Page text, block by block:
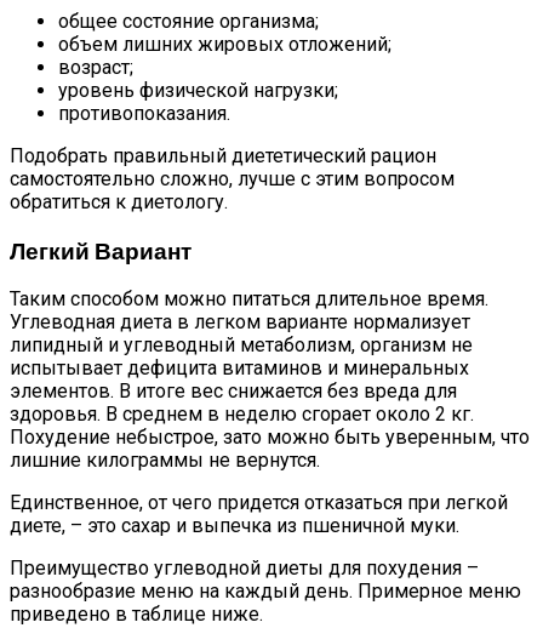
общее состояние организма;
объем лишних жировых отложений;
возраст;
уровень физической нагрузки;
противопоказания.
Подобрать правильный диететический рацион
самостоятельно сложно, лучше с этим вопросом
обратиться к диетологу.
Легкий Вариант
Таким способом можно питаться длительное время.
Углеводная диета в легком варианте нормализует
липидный и углеводный метаболизм, организм не
испытывает дефицита витаминов и минеральных
элементов. В итоге вес снижается без вреда для
здоровья. В среднем в неделю сгорает около 2 кг.
Похудение небыстрое, зато можно быть уверенным, что
лишние килограммы не вернутся.
Единственное, от чего придется отказаться при легкой
диете, – это сахар и выпечка из пшеничной муки.
Преимущество углеводной диеты для похудения –
разнообразие меню на каждый день. Примерное меню
приведено в таблице ниже.